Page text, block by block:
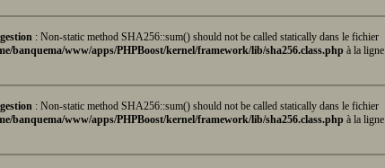
: Non-static method SHA256::sum() should not be called statically dans le fichier
banquema/www/apps/PHPBoost/kernel/framework/lib/sha256.class.php à la ligne
: Non-static method SHA256::sum() should not be called statically dans le fichier
banquema/www/apps/PHPBoost/kernel/framework/lib/sha256.class.php à la ligne